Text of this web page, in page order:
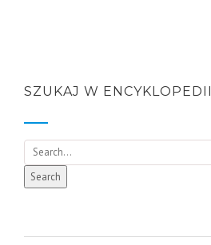
SZUKAJ W ENCYKLOPEDII
Search
Search